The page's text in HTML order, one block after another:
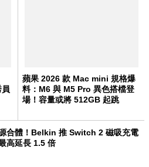
蘋果 2026 款 Mac mini 規格爆
料：M6 與 M5 Pro 異色搭檔登
場！容量或將 512GB 起跳
合體！Belkin 推 Switch 2 磁吸充電
高延長 1.5 倍